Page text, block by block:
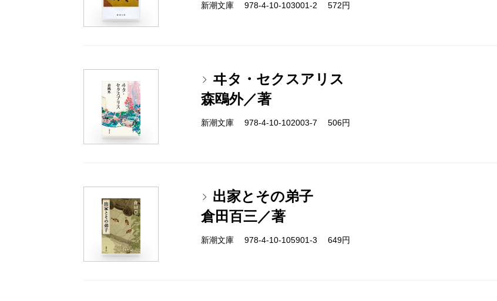
新潮文庫 978-4-10-103001-2 572円
ヰタ・セクスアリス
森鴎外／著
新潮文庫 978-4-10-102003-7 506円
出家とその弟子
倉田百三／著
新潮文庫 978-4-10-105901-3 649円